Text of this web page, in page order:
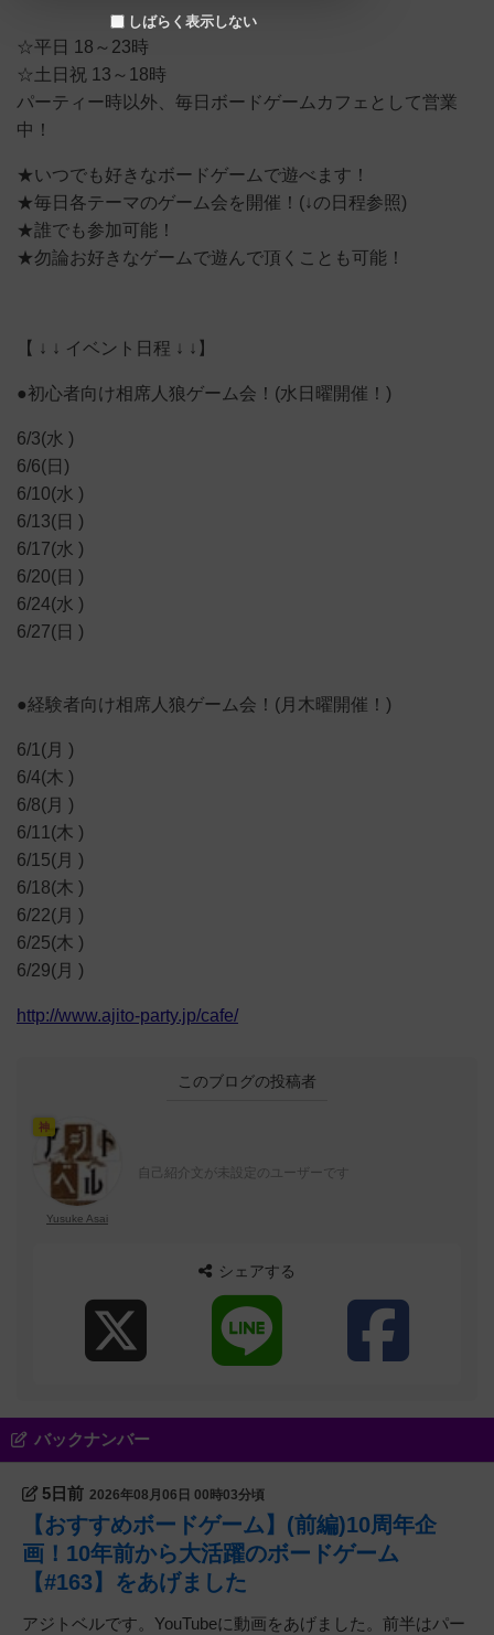
☆平日 18～23時
☆土日祝 13～18時
パーティー時以外、毎日ボードゲームカフェとして営業
中！
★いつでも好きなボードゲームで遊べます！
★毎日各テーマのゲーム会を開催！(↓の日程参照)
★誰でも参加可能！
★勿論お好きなゲームで遊んで頂くことも可能！
【 ↓ ↓ イベント日程 ↓ ↓】
●初心者向け相席人狼ゲーム会！(水日曜開催！)
6/3(水 )
6/6(日)
6/10(水 )
6/13(日 )
6/17(水 )
6/20(日 )
6/24(水 )
6/27(日 )
●経験者向け相席人狼ゲーム会！(月木曜開催！)
6/1(月 )
6/4(木 )
6/8(月 )
6/11(木 )
6/15(月 )
6/18(木 )
6/22(月 )
6/25(木 )
6/29(月 )
http://www.ajito-party.jp/cafe/
このブログの投稿者
神
Yusuke Asai
自己紹介文が未設定のユーザーです
シェアする
バックナンバー
5日前 2026年08月06日 00時03分頃
【おすすめボードゲーム】(前編)10周年企
画！10年前から大活躍のボードゲーム
【#163】をあげました
アジトベルです。YouTubeに動画をあげました。前半はパー
しばらく表示しない